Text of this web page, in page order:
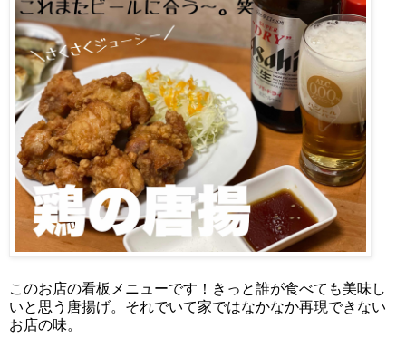
このお店の看板メニューです！きっと誰が食べても美味し
いと思う唐揚げ。それでいて家ではなかなか再現できない
お店の味。